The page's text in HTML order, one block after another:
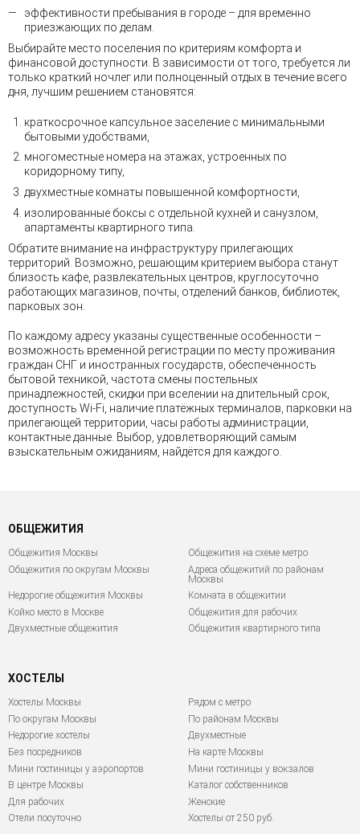
эффективности пребывания в городе – для временно
приезжающих по делам.
Выбирайте место поселения по критериям комфорта и
финансовой доступности. В зависимости от того, требуется ли
только краткий ночлег или полноценный отдых в течение всего
дня, лучшим решением становятся:
краткосрочное капсульное заселение с минимальными
бытовыми удобствами,
многоместные номера на этажах, устроенных по
коридорному типу,
двухместные комнаты повышенной комфортности,
изолированные боксы с отдельной кухней и санузлом,
апартаменты квартирного типа.
Обратите внимание на инфраструктуру прилегающих
территорий. Возможно, решающим критерием выбора станут
близость кафе, развлекательных центров, круглосуточно
работающих магазинов, почты, отделений банков, библиотек,
парковых зон.
По каждому адресу указаны существенные особенности –
возможность временной регистрации по месту проживания
граждан СНГ и иностранных государств, обеспеченность
бытовой техникой, частота смены постельных
принадлежностей, скидки при вселении на длительный срок,
доступность Wi-Fi, наличие платёжных терминалов, парковки на
прилегающей территории, часы работы администрации,
контактные данные. Выбор, удовлетворяющий самым
взыскательным ожиданиям, найдётся для каждого.
ОБЩЕЖИТИЯ
Общежития Москвы
Общежития на схеме метро
Общежития по округам Москвы
Адреса общежитий по районам
Москвы
Недорогие общежития Москвы
Комната в общежитии
Койко место в Москве
Общежития для рабочих
Двухместные общежития
Общежития квартирного типа
ХОСТЕЛЫ
Хостелы Москвы
По округам Москвы
Недорогие хостелы
Без посредников
Мини гостиницы у аэропортов
В центре Москвы
Для рабочих
Отели посуточно
Рядом с метро
По районам Москвы
Двухместные
На карте Москвы
Мини гостиницы у вокзалов
Каталог собственников
Женские
Хостелы от 250 руб.